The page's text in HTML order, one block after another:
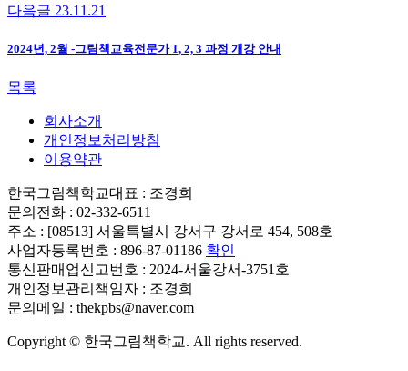
다음글 23.11.21
2024년, 2월 -그림책교육전문가 1, 2, 3 과정 개강 안내
목록
회사소개
개인정보처리방침
이용약관
한국그림책학교대표 : 조경희
문의전화 : 02-332-6511
주소 : [08513] 서울특별시 강서구 강서로 454, 508호
사업자등록번호 : 896-87-01186 확인
통신판매업신고번호 : 2024-서울강서-3751호
개인정보관리책임자 : 조경희
문의메일 : thekpbs@naver.com
Copyright © 한국그림책학교. All rights reserved.